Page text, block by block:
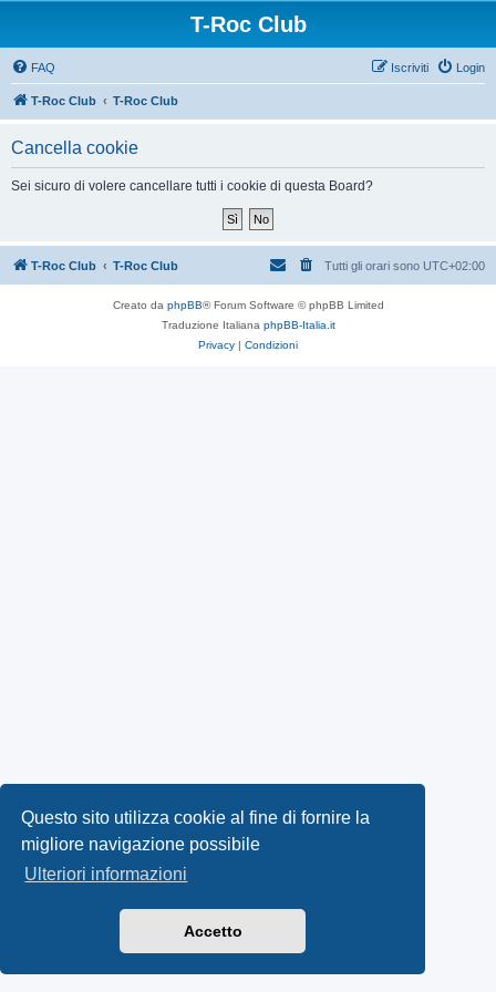
Questo sito utilizza cookie al fine di fornire la
migliore navigazione possibile
Ulteriori informazioni
Accetto
T-Roc Club
FAQ Login
Iscriviti
T-Roc Club T-Roc Club
Cancella cookie
Sei sicuro di volere cancellare tutti i cookie di questa Board?
T-Roc Club T-Roc Club Tutti gli orari sono UTC+02:00
Creato da phpBB® Forum Software © phpBB Limited
Traduzione Italiana phpBB-Italia.it
Privacy | Condizioni